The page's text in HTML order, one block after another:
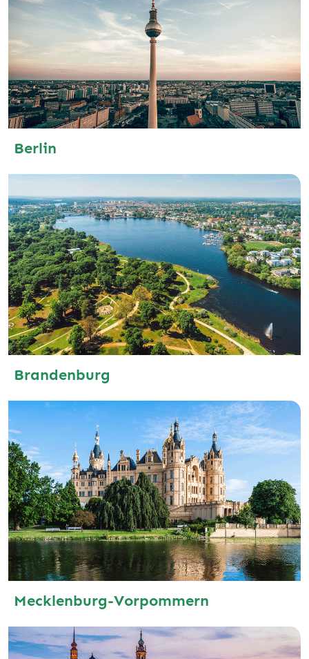
Berlin
Brandenburg
Mecklenburg-Vorpommern